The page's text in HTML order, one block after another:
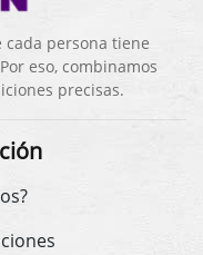
persona tiene
eso, combinamos
precisas.